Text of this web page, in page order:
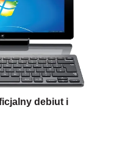
debiut i